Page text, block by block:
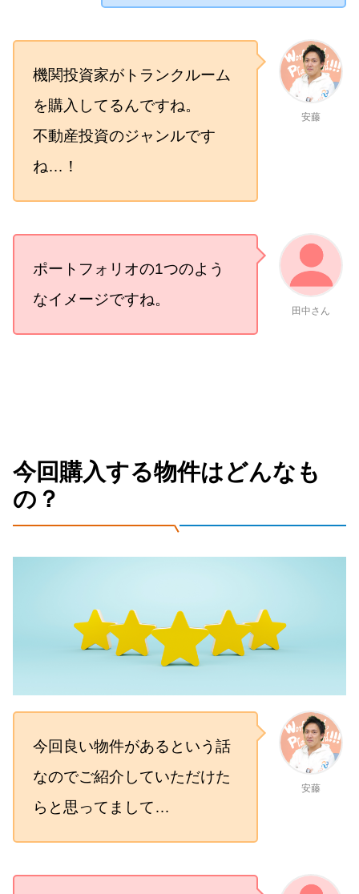
安藤
機関投資家がトランクルーム
を購入してるんですね。
不動産投資のジャンルです
ね…！
田中さん
ポートフォリオの1つのよう
なイメージですね。
今回購入する物件はどんなも
の？
安藤
今回良い物件があるという話
なのでご紹介していただけた
らと思ってまして…